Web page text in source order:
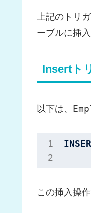
上記のトリ
ーブルに挿
Insertト
以下は、
この挿入操